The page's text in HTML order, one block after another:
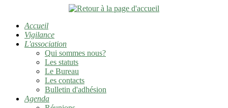
Accueil
Vigilance
L'association
Qui sommes nous?
Les statuts
Le Bureau
Les contacts
Bulletin d'adhésion
Agenda